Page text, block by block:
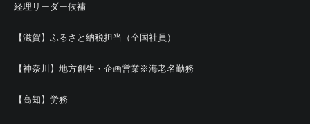
経理リーダー候補
【滋賀】ふるさと納税担当（全国社員）
【神奈川】地方創生・企画営業※海老名勤務
【高知】労務